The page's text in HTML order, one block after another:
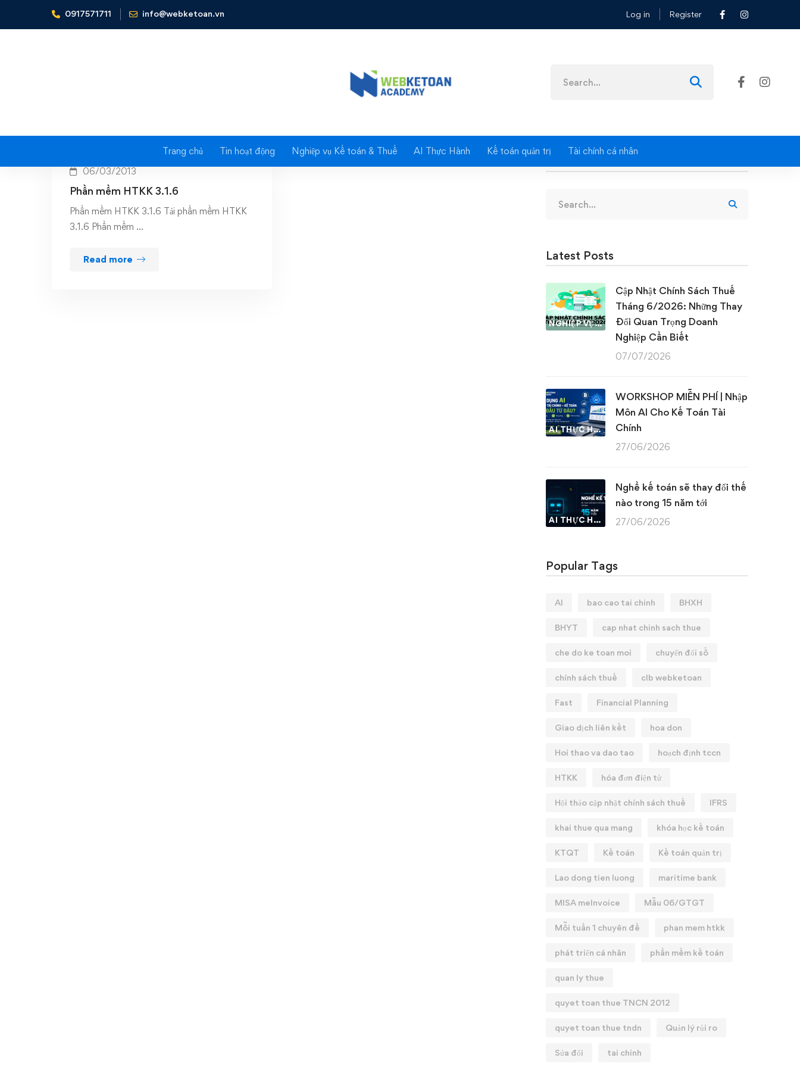
0917571711 info@webketoan.vn Log in Register
for:
Trang chủ Tin hoạt động Nghiệp vụ Kế toán & Thuế AI Thực Hành Kế toán quản trị Tài chính cá nhân
Home htkk 3.1.6
06/03/2013
Phần mềm HTKK 3.1.6
Phần mềm HTKK 3.1.6 Tải phần mềm HTKK
3.1.6 Phần mềm …
Read more
for:
Latest Posts
NGHIỆP VỤ KẾ TOÁN & THUẾ
Cập Nhật Chính Sách Thuế
Tháng 6/2026: Những Thay
Đổi Quan Trọng Doanh
Nghiệp Cần Biết
07/07/2026
AI THỰC HÀNH
WORKSHOP MIỄN PHÍ | Nhập
Môn AI Cho Kế Toán Tài
Chính
27/06/2026
AI THỰC HÀNH
Nghề kế toán sẽ thay đổi thế
nào trong 15 năm tới
27/06/2026
Popular Tags
AI bao cao tai chinh BHXH
BHYT cap nhat chinh sach thue
che do ke toan moi chuyển đổi số
chính sách thuế clb webketoan
Fast Financial Planning
Giao dịch liên kết hoa don
Hoi thao va dao tao hoạch định tccn
HTKK hóa đơn điện tử
Hội thảo cập nhật chính sách thuế IFRS
khai thue qua mang khóa học kế toán
KTQT Kế toán Kế toán quản trị
Lao dong tien luong maritime bank
MISA meInvoice Mẫu 06/GTGT
Mỗi tuần 1 chuyên đề phan mem htkk
phát triển cá nhân phần mềm kế toán
quan ly thue
quyet toan thue TNCN 2012
quyet toan thue tndn Quản lý rủi ro
Sửa đổi tai chinh